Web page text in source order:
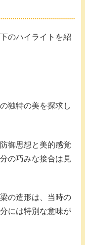
のハイライトを紹
独特の美を探求し
御思想と美的感覚
の巧みな接合は見
の造形は、当時の
には特別な意味が